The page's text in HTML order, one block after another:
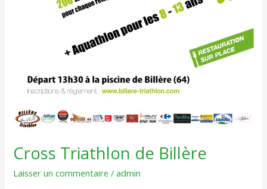
Cross Triathlon de Billère
Laisser un commentaire /admin